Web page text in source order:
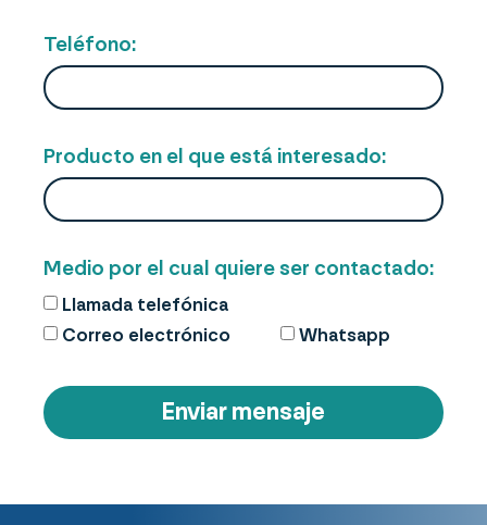
Teléfono:
Producto en el que está interesado:
Medio por el cual quiere ser contactado:
Llamada telefónica
Correo electrónico
Whatsapp
Enviar mensaje